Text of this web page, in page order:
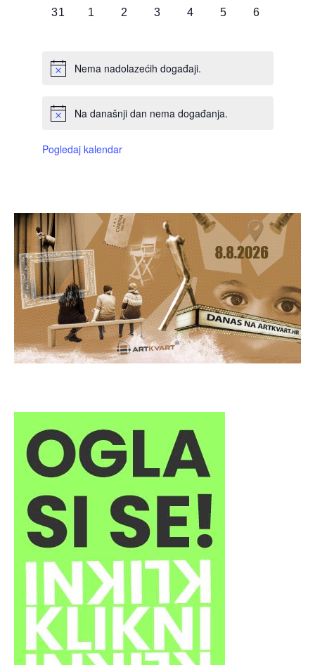
0
31
0
1
0
2
0
3
0
4
0
5
0
6
Nema nadolazećih događaji.
Na današnji dan nema događanja.
Pogledaj kalendar